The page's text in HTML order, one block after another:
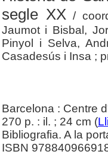
segle XX /
Jaumot i Bisbal,
Pinyol i Selva,
Casadesús i Insa ;
Barcelona : Centre
270 p. : il. ; 24 cm (
Bibliografia. A la
ISBN